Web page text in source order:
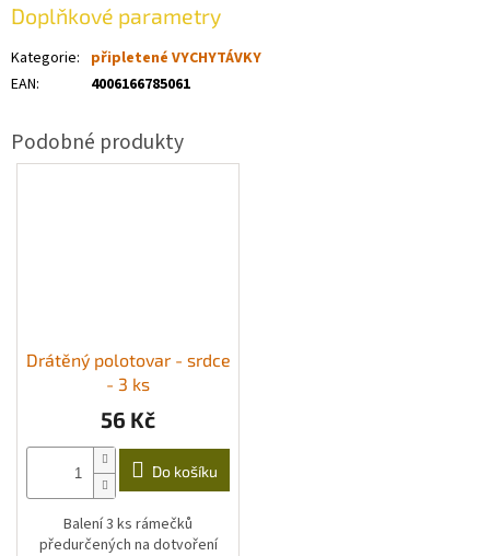
Doplňkové parametry
Kategorie: připletené VYCHYTÁVKY
EAN: 4006166785061
Drátěný polotovar - srdce
- 3 ks
56 Kč
Do košíku
Balení 3 ks rámečků
předurčených na dotvoření